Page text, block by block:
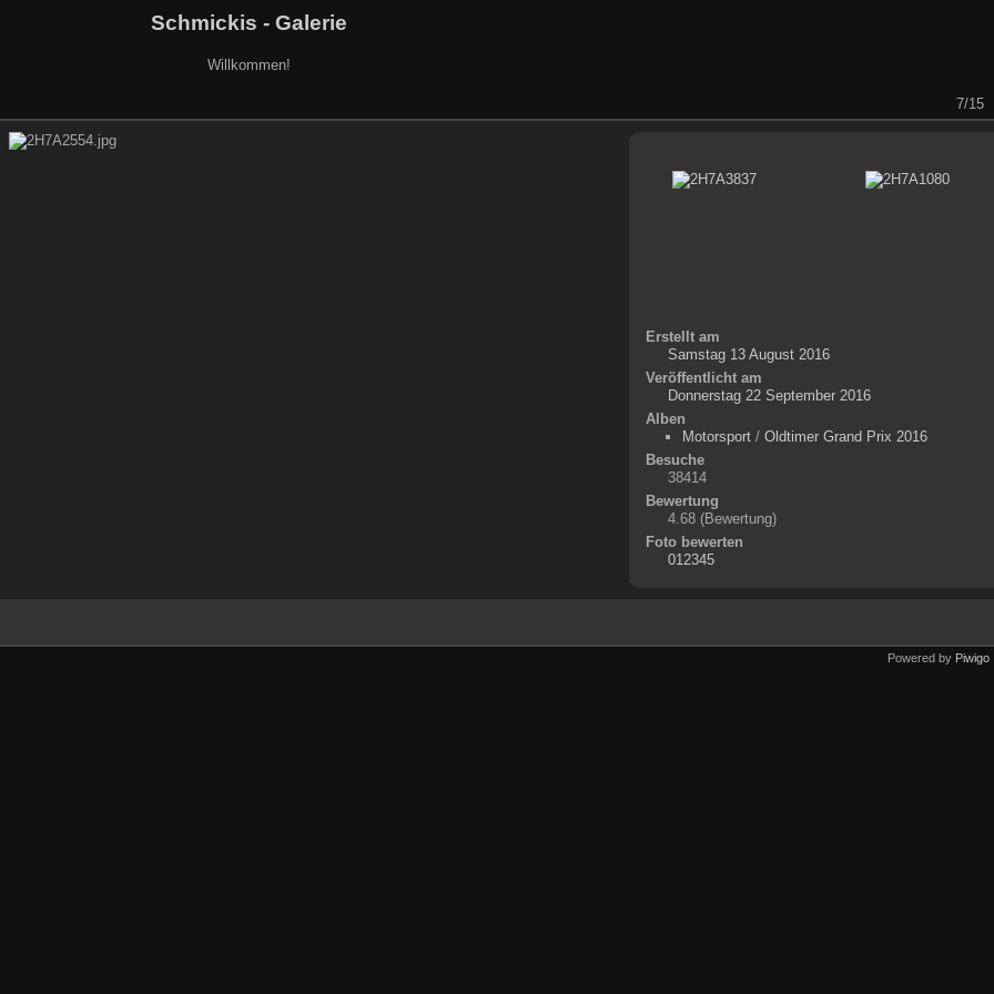
Schmickis - Galerie
Willkommen!
7/15
Erstellt am
Samstag 13 August 2016
Veröffentlicht am
Donnerstag 22 September 2016
Alben
Motorsport/ Oldtimer Grand Prix 2016
Besuche
38414
Bewertung
4.68 (Bewertung)
Foto bewerten
Powered by Piwigo